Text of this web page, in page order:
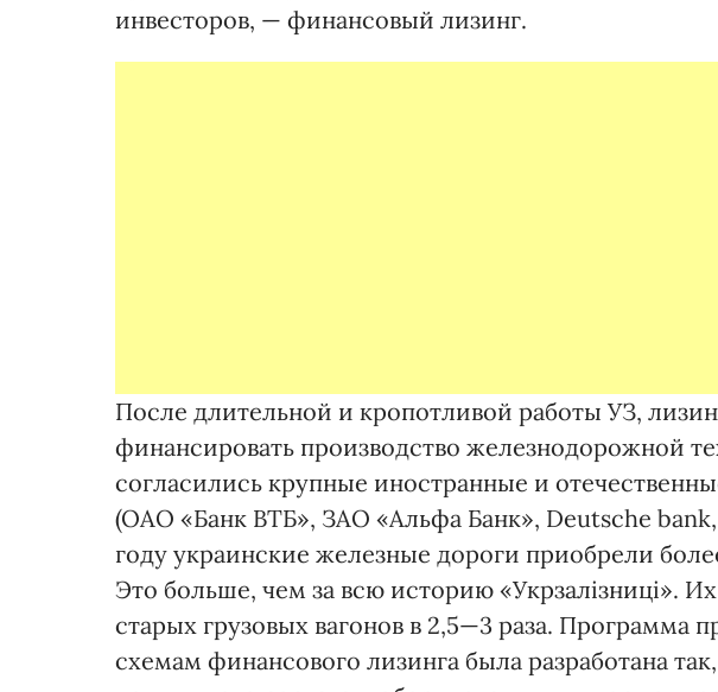
инвесторов, — финансовый лизинг.
После длительной и кропотливой работы УЗ,
финансировать производство железнодорожной
согласились крупные иностранные и
(ОАО «Банк ВТБ», ЗАО «Альфа Банк», Deutsche
году украинские железные дороги приобрели
Это больше, чем за всю историю «Укрзаліз­ниці».
старых грузовых вагонов в 2,5—3 раза. Программа
схемам финансового лизинга была разработана